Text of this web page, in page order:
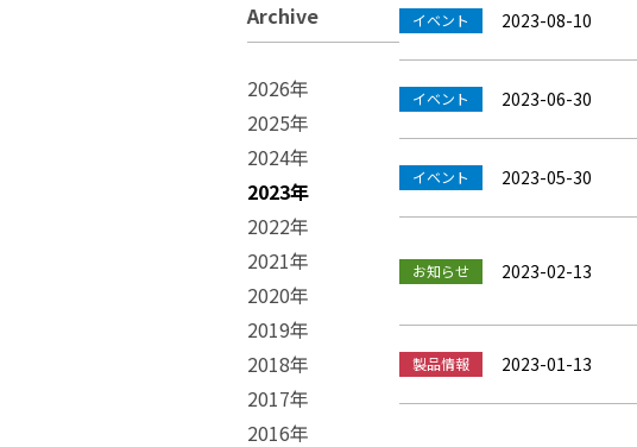
Archive
2026年
2025年
2024年
2023年
2022年
2021年
2020年
2019年
2018年
2017年
2016年
イベント 2023-08-10
イベント 2023-06-30
イベント 2023-05-30
お知らせ 2023-02-13
製品情報 2023-01-13